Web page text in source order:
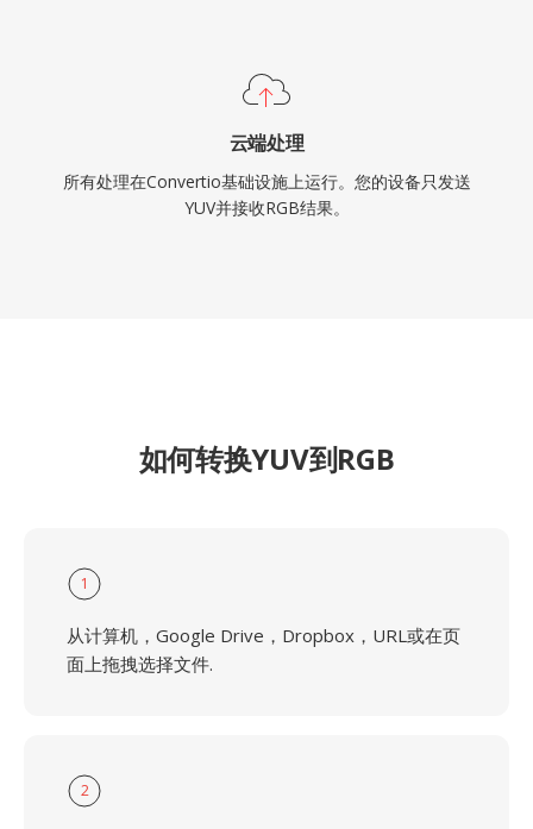
云端处理
所有处理在Convertio基础设施上运行。您的设备只发送
YUV并接收RGB结果。
如何转换YUV到RGB
1
从计算机，Google Drive，Dropbox，URL或在页
面上拖拽选择文件.
2